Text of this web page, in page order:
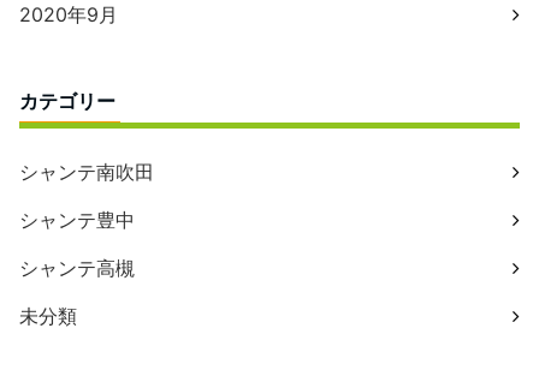
2020年9月
カテゴリー
シャンテ南吹田
シャンテ豊中
シャンテ高槻
未分類